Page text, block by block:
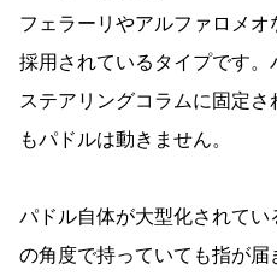
フェラーリやアルファロメ
採用されているタイプです
ステアリングコラムに固定
もパドルは動きません。
パドル自体が大型化されて
の角度で持っていても指が届